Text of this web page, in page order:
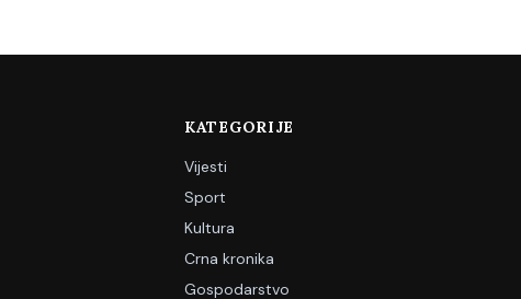
KATEGORIJE
Vijesti
Sport
Kultura
Crna kronika
Gospodarstvo